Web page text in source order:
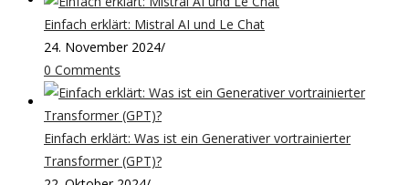
Einfach erklärt: Mistral AI und Le Chat
24. November 2024/
0 Comments
Einfach erklärt: Was ist ein Generativer vortrainierter
Transformer (GPT)?